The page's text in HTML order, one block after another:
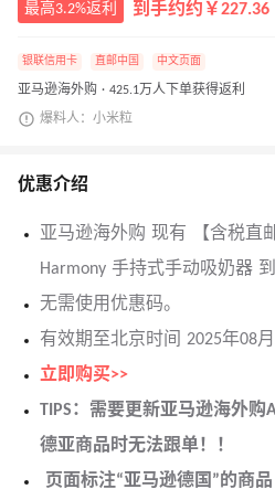
最高3.2%返利 到手约约￥227.36
银联信用卡 直邮中国 中文页面
亚马逊海外购 · 425.1万人下单获得返利
爆料人：小米粒
优惠介绍
亚马逊海外购 现有 【含税直
Harmony 手持式手动吸奶器
无需使用优惠码。
有效期至北京时间 2025年08月
立即购买>>
TIPS：需要更新亚马逊海外购
德亚商品时无法跟单！！
页面标注“亚马逊德国”的商